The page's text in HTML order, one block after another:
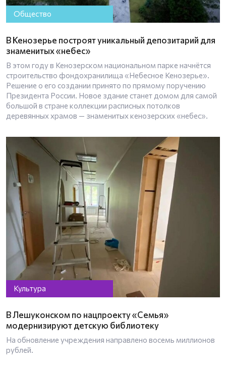
Общество
В Кенозерье построят уникальный депозитарий для
знаменитых «небес»
В этом году в Кенозерском национальном парке начнётся
строительство фондохранилища «Небесное Кенозерье».
Решение о его создании принято по прямому поручению
Президента России. Новое здание станет домом для самой
большой в стране коллекции расписных потолков
деревянных храмов — знаменитых кенозерских «небес».
Культура
В Лешуконском по нацпроекту «Семья»
модернизируют детскую библиотеку
На обновление учреждения направлено восемь миллионов
рублей.